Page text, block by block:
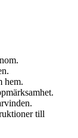
hem.
till